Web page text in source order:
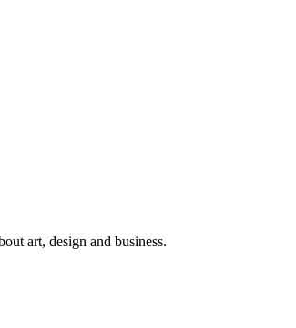
art, design and business.